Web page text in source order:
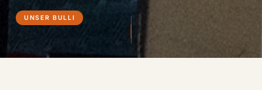
UNSER BULLI